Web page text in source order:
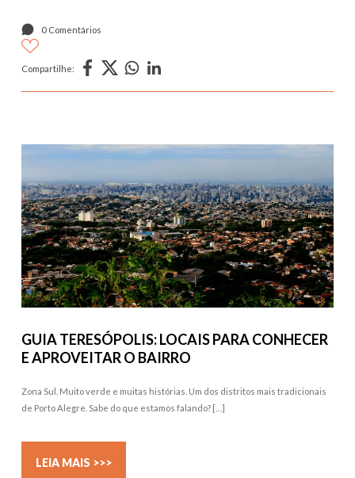
0 Comentários
Compartilhe:
GUIA TERESÓPOLIS: LOCAIS PARA CONHECER
E APROVEITAR O BAIRRO
Zona Sul. Muito verde e muitas histórias. Um dos distritos mais tradicionais
de Porto Alegre. Sabe do que estamos falando? […]
LEIA MAIS >>>